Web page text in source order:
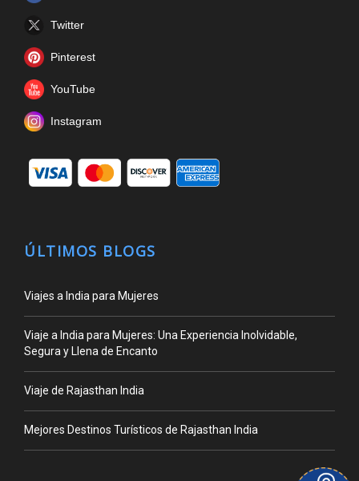
Twitter
Pinterest
YouTube
Instagram
ÚLTIMOS BLOGS
Viajes a India para Mujeres
Viaje a India para Mujeres: Una Experiencia Inolvidable,
Segura y Llena de Encanto
Viaje de Rajasthan India
Mejores Destinos Turísticos de Rajasthan India